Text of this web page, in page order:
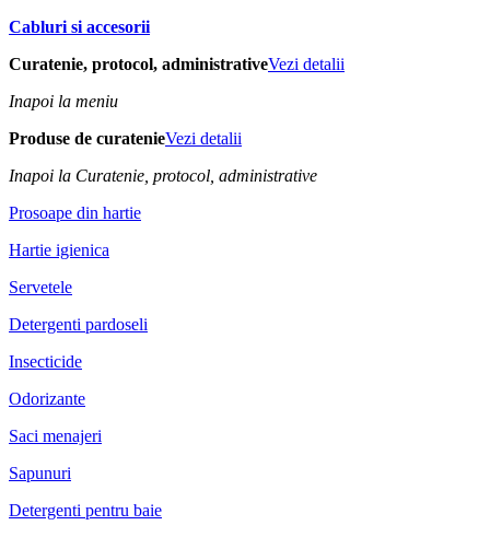
Cabluri si accesorii
Curatenie, protocol, administrativeVezi detalii
Inapoi la meniu
Produse de curatenieVezi detalii
Inapoi la Curatenie, protocol, administrative
Prosoape din hartie
Hartie igienica
Servetele
Detergenti pardoseli
Insecticide
Odorizante
Saci menajeri
Sapunuri
Detergenti pentru baie